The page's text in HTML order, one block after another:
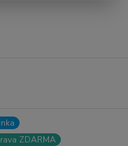
ZDARMA